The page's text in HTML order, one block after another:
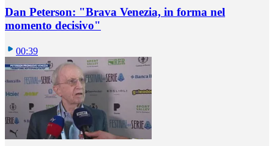
Dan Peterson: "Brava Venezia, in forma nel
momento decisivo"
00:39